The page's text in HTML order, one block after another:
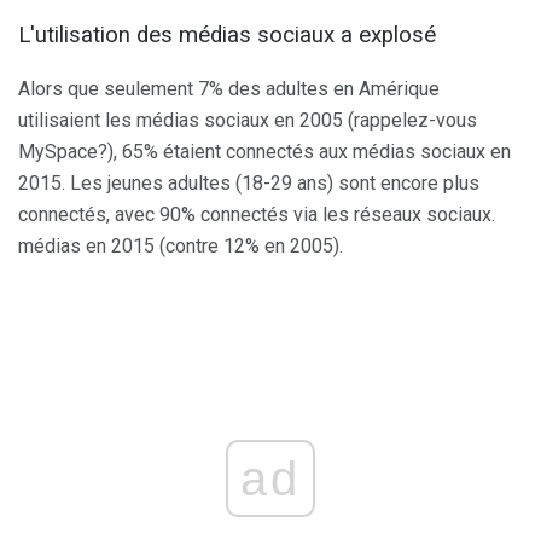
L'utilisation des médias sociaux a explosé
Alors que seulement 7% des adultes en Amérique
utilisaient les médias sociaux en 2005 (rappelez-vous
MySpace?), 65% étaient connectés aux médias sociaux en
2015. Les jeunes adultes (18-29 ans) sont encore plus
connectés, avec 90% connectés via les réseaux sociaux.
médias en 2015 (contre 12% en 2005).
ad